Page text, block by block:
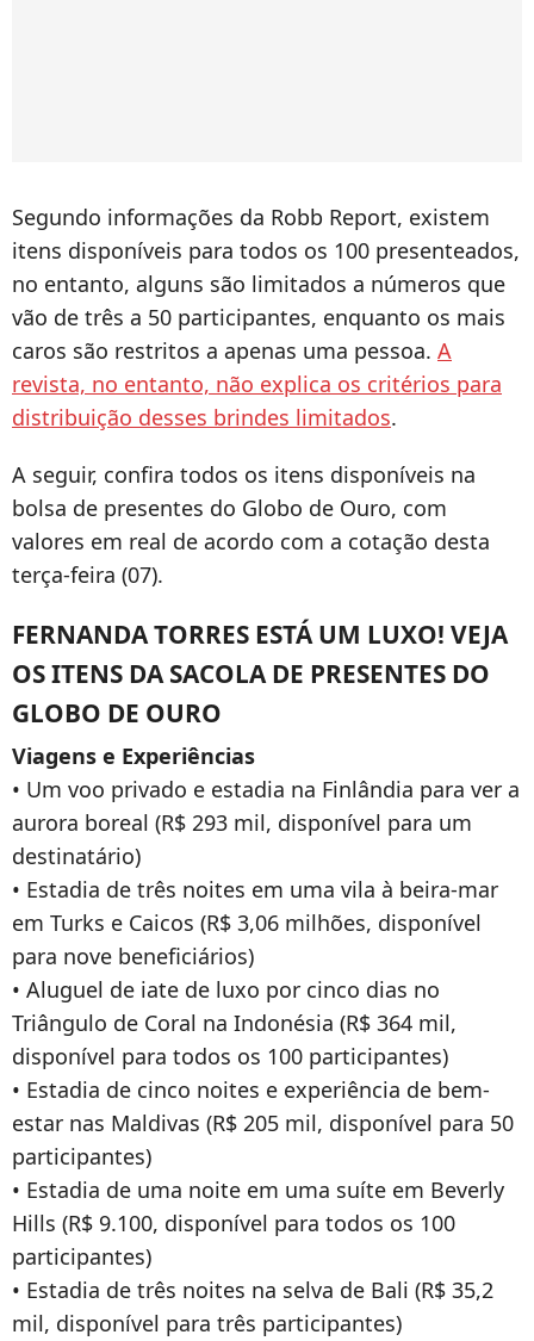
Segundo informações da Robb Report, existem
itens disponíveis para todos os 100 presenteados,
no entanto, alguns são limitados a números que
vão de três a 50 participantes, enquanto os mais
caros são restritos a apenas uma pessoa. A
revista, no entanto, não explica os critérios para
distribuição desses brindes limitados.
A seguir, confira todos os itens disponíveis na
bolsa de presentes do Globo de Ouro, com
valores em real de acordo com a cotação desta
terça-feira (07).
FERNANDA TORRES ESTÁ UM LUXO! VEJA
OS ITENS DA SACOLA DE PRESENTES DO
GLOBO DE OURO
Viagens e Experiências
• Um voo privado e estadia na Finlândia para ver a
aurora boreal (R$ 293 mil, disponível para um
destinatário)
• Estadia de três noites em uma vila à beira-mar
em Turks e Caicos (R$ 3,06 milhões, disponível
para nove beneficiários)
• Aluguel de iate de luxo por cinco dias no
Triângulo de Coral na Indonésia (R$ 364 mil,
disponível para todos os 100 participantes)
• Estadia de cinco noites e experiência de bem-
estar nas Maldivas (R$ 205 mil, disponível para 50
participantes)
• Estadia de uma noite em uma suíte em Beverly
Hills (R$ 9.100, disponível para todos os 100
participantes)
• Estadia de três noites na selva de Bali (R$ 35,2
mil, disponível para três participantes)